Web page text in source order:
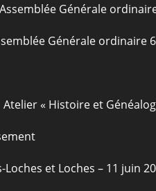
Assemblée Générale
Générale ordinaire
Atelier « Histoire et
Loches et Loches – 11 juin